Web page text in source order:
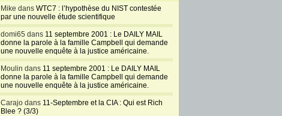
Mike dans WTC7 : l’hypothèse du NIST contestée
par une nouvelle étude scientifique
domi65 dans 11 septembre 2001 : Le DAILY MAIL
donne la parole à la famille Campbell qui demande
une nouvelle enquête à la justice américaine.
Moulin dans 11 septembre 2001 : Le DAILY MAIL
donne la parole à la famille Campbell qui demande
une nouvelle enquête à la justice américaine.
Carajo dans 11-Septembre et la CIA : Qui est Rich
Blee ? (3/3)